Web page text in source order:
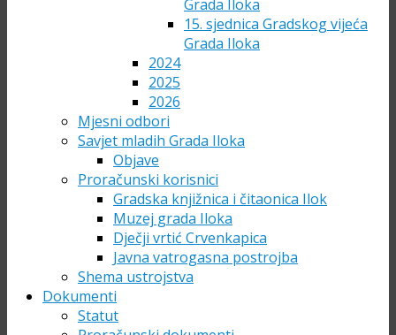
Grada Iloka
15. sjednica Gradskog vijeća
Grada Iloka
2024
2025
2026
Mjesni odbori
Savjet mladih Grada Iloka
Objave
Proračunski korisnici
Gradska knjižnica i čitaonica Ilok
Muzej grada Iloka
Dječji vrtić Crvenkapica
Javna vatrogasna postrojba
Shema ustrojstva
Dokumenti
Statut